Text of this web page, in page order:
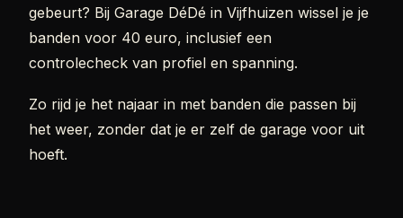
gebeurt? Bij Garage DéDé in Vijfhuizen wissel je je
banden voor 40 euro, inclusief een
controlecheck van profiel en spanning.
Zo rijd je het najaar in met banden die passen bij
het weer, zonder dat je er zelf de garage voor uit
hoeft.